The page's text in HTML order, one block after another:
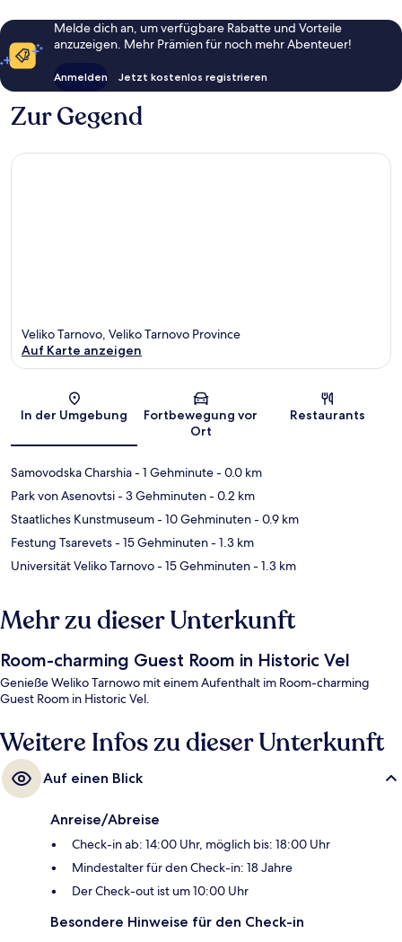
Melde dich an, um verfügbare Rabatte und Vorteile
anzuzeigen. Mehr Prämien für noch mehr Abenteuer!
Anmelden Jetzt kostenlos registrieren
Zur Gegend
Karte
Veliko Tarnovo, Veliko Tarnovo Province
Auf Karte anzeigen
In der Umgebung
Fortbewegung vor
Ort
Restaurants
Samovodska Charshia- 1 Gehminute- 0.0 km
Park von Asenovtsi- 3 Gehminuten- 0.2 km
Staatliches Kunstmuseum- 10 Gehminuten- 0.9 km
Festung Tsarevets- 15 Gehminuten- 1.3 km
Universität Veliko Tarnovo- 15 Gehminuten- 1.3 km
Mehr zu dieser Unterkunft
Room-charming Guest Room in Historic Vel
Genieße Weliko Tarnowo mit einem Aufenthalt im Room-charming
Guest Room in Historic Vel.
Weitere Infos zu dieser Unterkunft
Auf einen Blick
Anreise/Abreise
Check-in ab: 14:00 Uhr, möglich bis: 18:00 Uhr
Mindestalter für den Check-in: 18 Jahre
Der Check-out ist um 10:00 Uhr
Besondere Hinweise für den Check-in